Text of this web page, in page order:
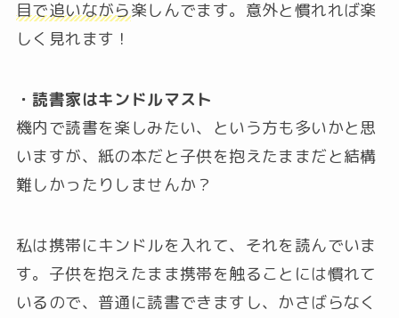
目で追いながら楽しんでます。意外と慣れれば楽
しく見れます！
・読書家はキンドルマスト
機内で読書を楽しみたい、という方も多いかと思
いますが、紙の本だと子供を抱えたままだと結構
難しかったりしませんか？
私は携帯にキンドルを入れて、それを読んでいま
す。子供を抱えたまま携帯を触ることには慣れて
いるので、普通に読書できますし、かさばらなく